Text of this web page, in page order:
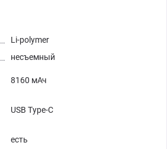
Li-polymer
несъемный
8160 мАч
USB Type-C
есть